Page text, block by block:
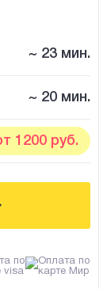
~ 23 мин.
~ 20 мин.
1200 руб.